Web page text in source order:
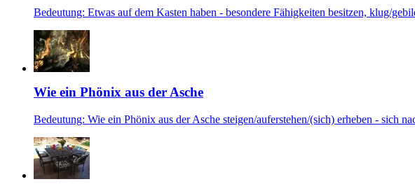
Bedeutung: Etwas auf dem Kasten haben - besondere Fähigkeiten besitzen, klug/
Wie ein Phönix aus der Asche
Bedeutung: Wie ein Phönix aus der Asche steigen/auferstehen/(sich) erheben - sich